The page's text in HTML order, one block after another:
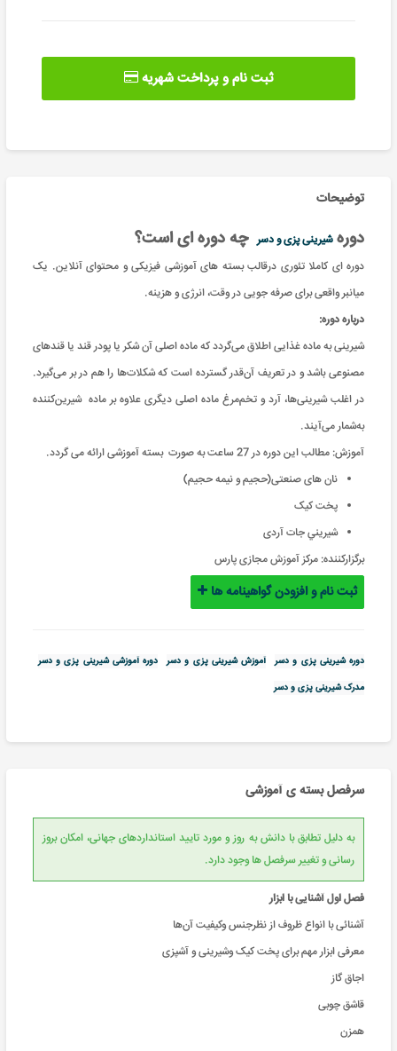
ثبت نام و پرداخت شهریه
توضیحات
دورهشیرینی پزی و دسرچه دوره ای است؟
دوره ای کاملا تئوری درقالب بسته های آموزشی فیزیکی و محتوای آنلاین. یک
میانبر واقعی برای صرفه جویی در وقت، انرژی و هزینه.
درباره دوره:
شیرینی به ماده غذایی اطلاق می‌گردد که ماده اصلی آن شکر یا پودر قند یا قندهای
مصنوعی باشد و در تعریف آن‌قدر گسترده است که شکلات‌ها را هم در بر می‌گیرد.
در اغلب شیرینی‌ها، آرد و تخم‌مرغ ماده اصلی دیگری علاوه بر ماده شیرین‌کننده
به‌شمار می‌آیند.
آموزش: مطالب این دوره در 27 ساعت به صورت بسته آموزشی ارائه می گردد.
نان های صنعتی(حجیم و نیمه حجیم)
پخت کیک
شيريني جات آردی
برگزارکننده: مرکز آموزش مجازی پارس
ثبت نام و افزودن گواهینامه ها
دوره شیرینی پزی و دسر آموزش شیرینی پزی و دسر
دوره آموزشی شیرینی پزی و دسر
مدرک شیرینی پزی و دسر
سرفصل بسته ی آموزشی
به دلیل تطابق با دانش به روز و مورد تایید استانداردهای جهانی، امکان بروز
رسانی و تغییر سرفصل ها وجود دارد.
فصل اول آشنایی با ابزار
آشنائی با انواع ظروف از نظرجنس وکیفیت آن‌ها
معرفی ابزار مهم برای پخت کیک وشیرینی و آشپزی
اجاق گاز
قاشق چوبی
همزن‌